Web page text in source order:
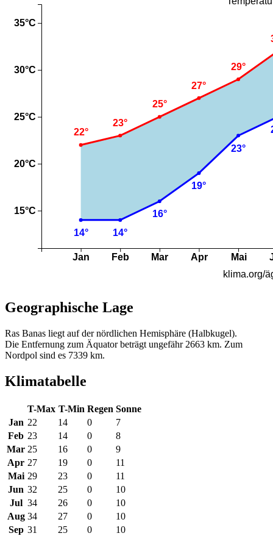
Geographische Lage
Ras Banas liegt auf der nördlichen Hemisphäre (Halbkugel).
Die Entfernung zum Äquator beträgt ungefähr 2663 km. Zum
Nordpol sind es 7339 km.
Klimatabelle
T-Max T-Min Regen Sonne
Jan 22 14 0
7
Feb 23 14 0
8
Mar 25 16 0
9
Apr 27 19 0
11
Mai 29 23 0
11
Jun 32 25 0
10
Jul 34 26 0
10
Aug 34 27 0
10
Sep 31 25 0 10